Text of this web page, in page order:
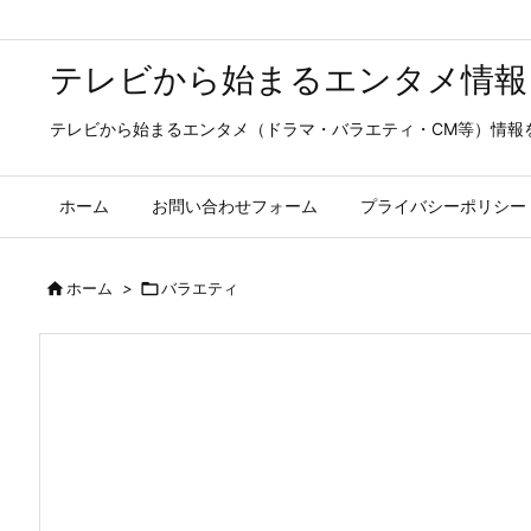
テレビから始まるエンタメ情報
テレビから始まるエンタメ（ドラマ・バラエティ・CM等）情報
ホーム お問い合わせフォーム プライバシーポリシー
ホーム > バラエティ